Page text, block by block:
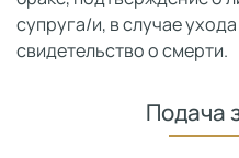
супруга/и, в случае
свидетельство о смерти.
Подача